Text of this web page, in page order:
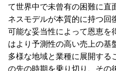
て世界中で未曾有の困難に直
ネスモデルが本質的に持つ回
可能な妥当性によって恩恵を
はより予測性の高い売上の基
多様な地域と業種に展開する
の先の時期を乗り切り、その